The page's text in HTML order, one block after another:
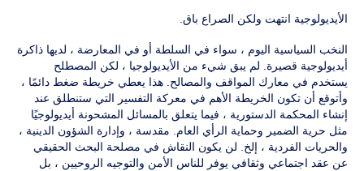
الأيديولوجية انتهت ولكن الصراع باق.
النخب السياسية اليوم ، سواء في السلطة أو في المعارضة ، لديها ذاكرة
أيديولوجية قصيرة. لم يبق شيء من الأيديولوجيا ، لكن المصطلح
يستخدم في معارك المواقف والمصالح. هذا يعطي خريطة ضغط دائمًا ،
وأتوقع أن تكون الخريطة الأهم في معركة التفسير التي ستنطلق عند
إنشاء المحكمة الدستورية ، فيما يتعلق بالمسائل المشحونة أيديولوجيًا
مثل حرية الضمير وحماية الرأي العام. مقدسة ، وإدارة الشؤون الدينية ،
والحريات الفردية ، إلخ. لن يكون النقاش في مصلحة البحث الحقيقي
عن عقد اجتماعي وثقافي يوفر للناس الأمن والتوجيه الروحيين ، بل